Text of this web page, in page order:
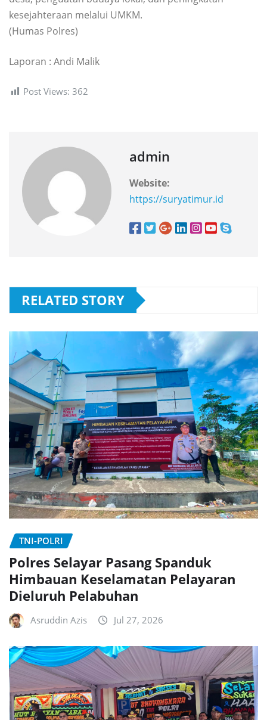
kesejahteraan melalui UMKM.
(Humas Polres)
Laporan : Andi Malik
Post Views: 362
admin
Website:
https://suryatimur.id
RELATED STORY
TNI-POLRI
Polres Selayar Pasang Spanduk
Himbauan Keselamatan Pelayaran
Dieluruh Pelabuhan
Asruddin Azis Jul 27, 2026